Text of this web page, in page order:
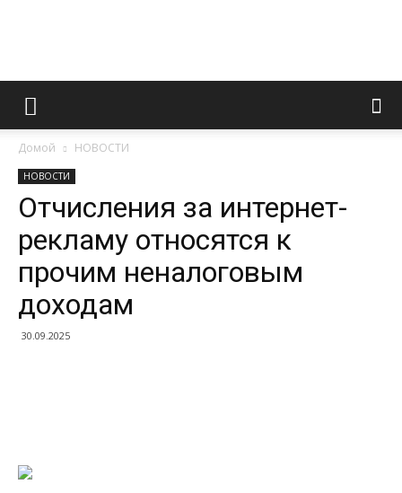
Информационно
портал
Домой НОВОСТИ
НОВОСТИ
Отчисления за интернет-
рекламу относятся к
прочим неналоговым
доходам
30.09.2025